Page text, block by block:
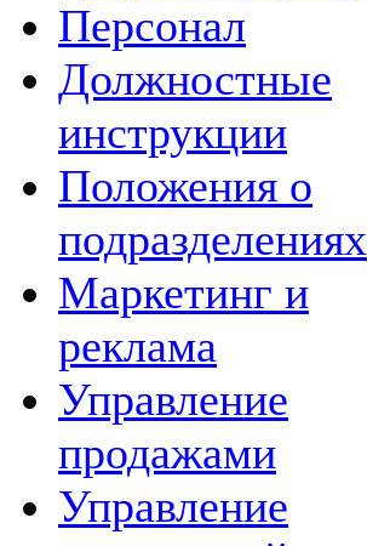
Персонал
Должностные
инструкции
Положения о
подразделениях
Маркетинг и
реклама
Управление
продажами
Управление